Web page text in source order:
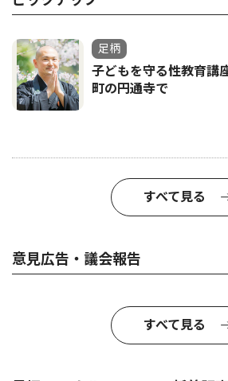
足柄
子どもを守る性教育
町の円通寺で
すべて見る
意見広告・議会報告
すべて見る